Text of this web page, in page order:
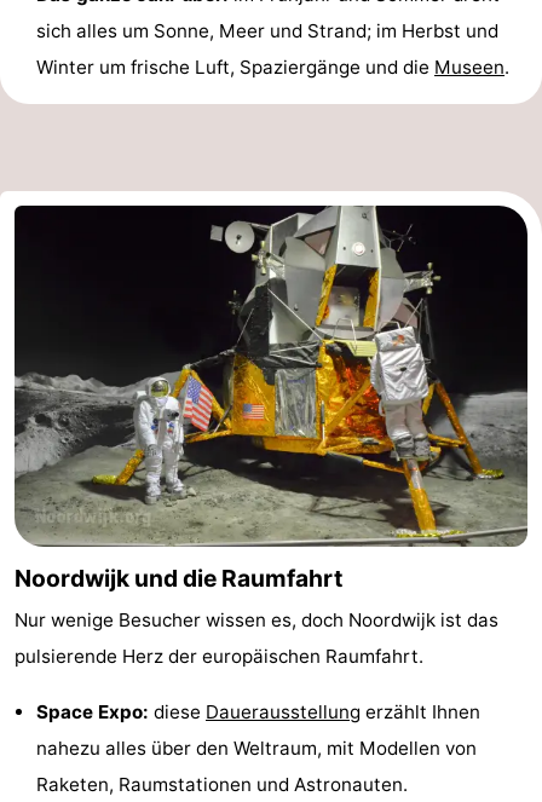
aan
Natur
Zandvoort
Südholland
Natur
Hollands
Duin
-
Katwijk
-
Scheveningen
-
Den
Haag
-
Rotterdam
-
Kontakt
sich alles um Sonne, Meer und Strand; im Herbst und
Winter um frische Luft, Spaziergänge und die Museen.
Noordwijk und die Raumfahrt
Nur wenige Besucher wissen es, doch Noordwijk ist das
pulsierende Herz der europäischen Raumfahrt.
Space Expo: diese Dauerausstellung erzählt Ihnen
nahezu alles über den Weltraum, mit Modellen von
Raketen, Raumstationen und Astronauten.